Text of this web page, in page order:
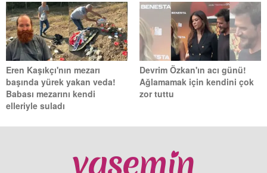
Eren Kaşıkçı'nın mezarı
başında yürek yakan veda!
Babası mezarını kendi
elleriyle suladı
Devrim Özkan'ın acı günü!
Ağlamamak için kendini çok
zor tuttu